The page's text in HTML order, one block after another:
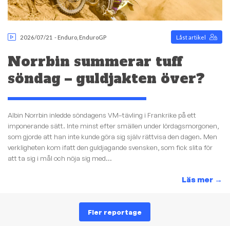
2026/07/21 - Enduro EnduroGP Låst artikel
Norrbin summerar tuff
söndag – guldjakten över?
Albin Norrbin inledde söndagens VM–tävling i Frankrike på ett
imponerande sätt. Inte minst efter smällen under lördagsmorgonen,
som gjorde att han inte kunde göra sig själv rättvisa den dagen. Men
verkligheten kom ifatt den guldjagande svensken, som fick slita för
att ta sig i mål och nöja sig med...
Läs mer →
Fler reportage